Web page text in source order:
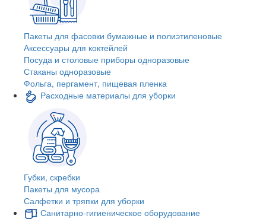
Пакеты для фасовки бумажные и полиэтиленовые
Аксессуары для коктейлей
Посуда и столовые приборы одноразовые
Стаканы одноразовые
Фольга, пергамент, пищевая пленка
Расходные материалы для уборки
Губки, скребки
Пакеты для мусора
Салфетки и тряпки для уборки
Санитарно-гигиеническое оборудование